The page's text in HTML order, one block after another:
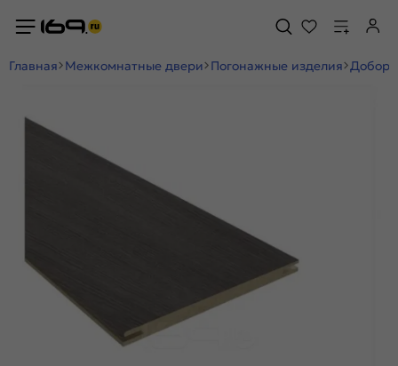
Главная Межкомнатные двери Погонажные изделия Доборы